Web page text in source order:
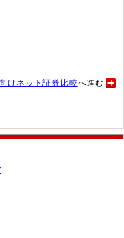
向けネット証券比較へ進む